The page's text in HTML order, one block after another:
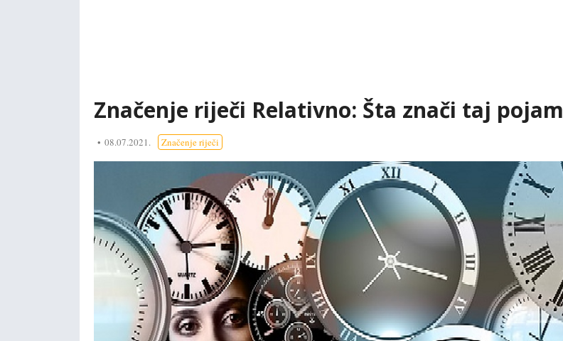
Značenje riječi Relativno: Šta znači taj pojam
08.07.2021. Značenje riječi